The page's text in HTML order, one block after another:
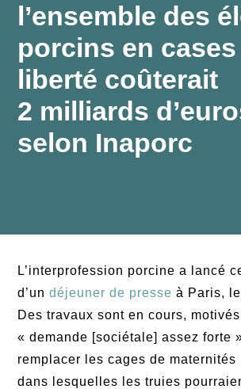
l’ensemble des
porcins en cases
liberté coûterait
2 milliards
selon Inaporc
L’interprofession porcine a lancé
d’undéjeuner de presse à Paris,
Des travaux sont en cours,
« demande [sociétale] assez forte
remplacer les cages de maternités
dans lesquelles les truies